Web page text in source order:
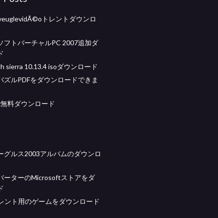
トレントダウンロ
フトバーチャルPC 2007追加ダ
sierra 10.13.4 isoダウンロード
ズルPDFをダウンロードできま
料ダウンロード
グルス2003アルバムのダウンロ
ーターのMicrosoftストアをダ
ント用のゲームをダウンロード